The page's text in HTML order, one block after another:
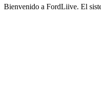
Bienvenido a FordLiive. El